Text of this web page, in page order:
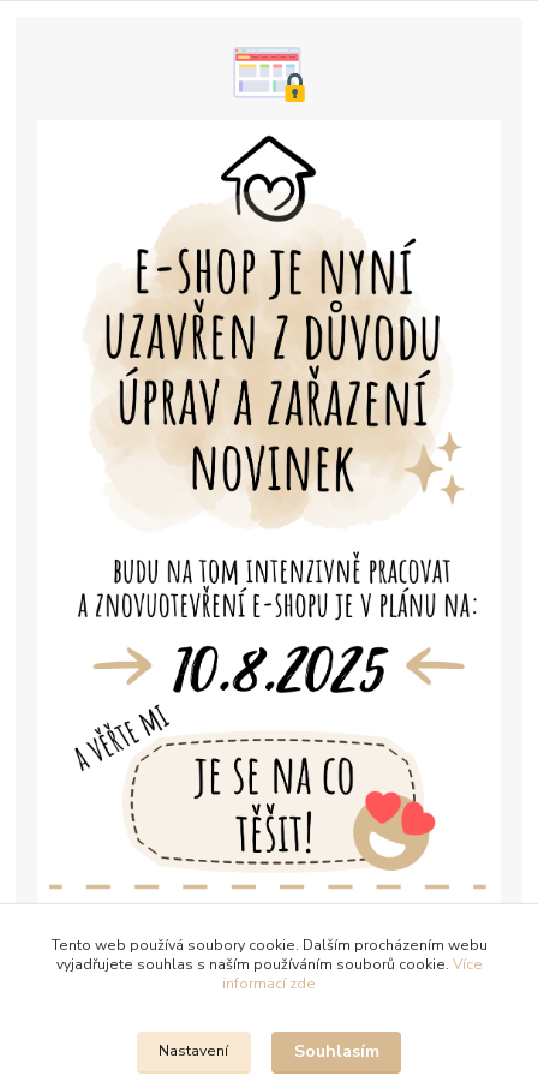
Tento web používá soubory cookie. Dalším procházením webu
vyjadřujete souhlas s naším používáním souborů cookie. Více
informací zde
Nastavení Souhlasím